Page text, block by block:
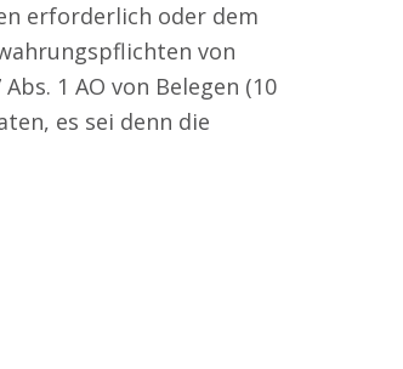
erforderlich oder dem
von
1 AO von Belegen (10
es sei denn die